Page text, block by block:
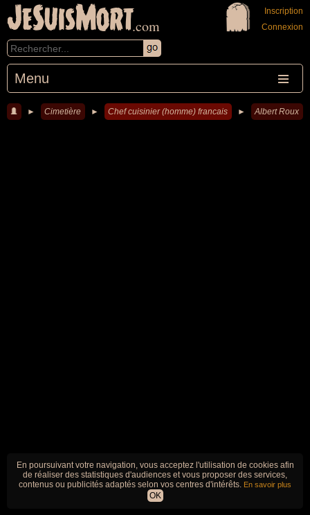
JeSuisMort.com
Menu
Inscription
Connexion
► Cimetière ► Chef cuisinier (homme) francais ► Albert Roux
En poursuivant votre navigation, vous acceptez l'utilisation de cookies afin
de réaliser des statistiques d'audiences et vous proposer des services,
contenus ou publicités adaptés selon vos centres d'intérêts. En savoir plus
OK